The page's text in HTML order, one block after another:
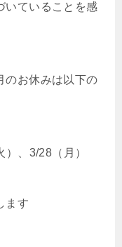
いていることを感
のお休みは以下の
、3/28（月）
ます